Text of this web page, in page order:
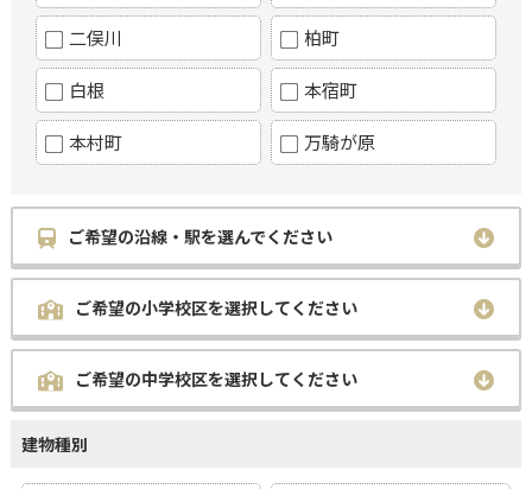
二俣川 柏町
白根 本宿町
本村町 万騎が原
ご希望の沿線・駅を選んでください
ご希望の小学校区を選択してください
ご希望の中学校区を選択してください
建物種別